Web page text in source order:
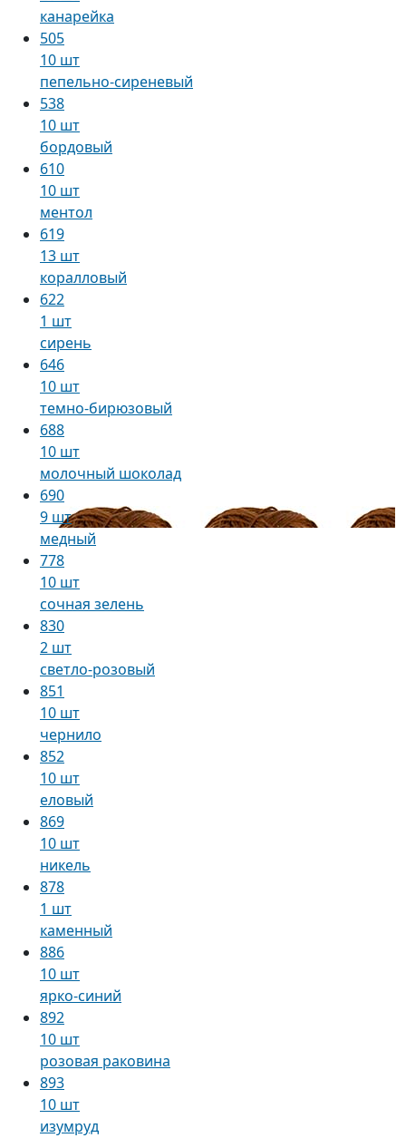
канарейка
505
10 шт
пепельно-сиреневый
538
10 шт
бордовый
610
10 шт
ментол
619
13 шт
коралловый
622
1 шт
сирень
646
10 шт
темно-бирюзовый
688
10 шт
молочный шоколад
690
9 шт
медный
778
10 шт
сочная зелень
830
2 шт
светло-розовый
851
10 шт
чернило
852
10 шт
еловый
869
10 шт
никель
878
1 шт
каменный
886
10 шт
ярко-синий
892
10 шт
розовая раковина
893
10 шт
изумруд